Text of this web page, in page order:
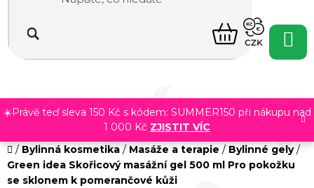
obsah
☀️Právě teď sleva 150 Kč s kódem: SUMMER150 při nákupu nad
1 000 Kč ZJISTIT VÍC
NÁKUPNÍ
KOŠÍK
CZK
Domů
/ Bylinná kosmetika / Masáže a terapie / Bylinné gely /
Green idea Skořicový masážní gel 500 ml Pro pokožku
se sklonem k pomerančové kůži